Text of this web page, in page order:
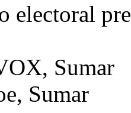
electoral
Sumar
Sumar